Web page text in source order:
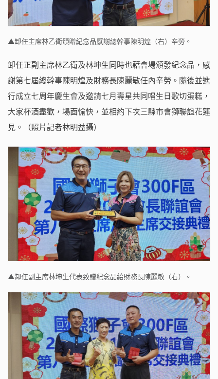
▲卸任主席林乙衛頒贈紀念品感謝總幹事陳明煌（右）辛勞。
卸任正副主席林乙衛及林坤生同時也藉會場頒發紀念品，感
謝第七屆總幹事陳明煌及財務長陳麗敏任內辛勞。隨後並進
行成立七周年慶生會及邀請七月壽星共同唱生日歌切蛋糕，
大家杯酒盡歡，場面愉快，並相約下次三縣市會獅聯誼花蓮
見。（照片記者林明益攝）
▲卸任副主席林坤生代表致贈紀念品給財務長陳麗敏（右）。